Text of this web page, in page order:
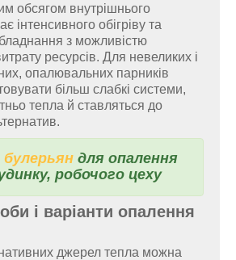
обсягом внутрішнього
інтенсивного обігріву та
з можливістю
ресурсів. Для невеликих і
опалювальних парників
більш слабкі системи,
тепла й ставляться до
булерьян для опалення
робочого цеху
і варіанти опалення
джерел тепла можна